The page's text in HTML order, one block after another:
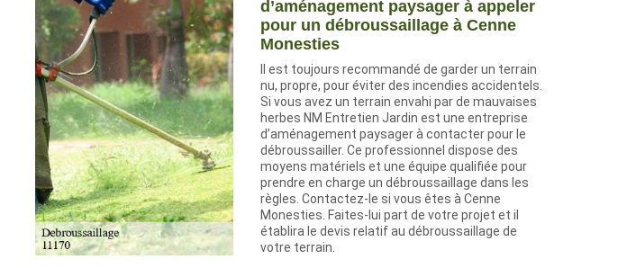
d’aménagement paysager à appeler
pour un débroussaillage à Cenne
Monesties
Il est toujours recommandé de garder un terrain
nu, propre, pour éviter des incendies accidentels.
Si vous avez un terrain envahi par de mauvaises
herbes NM Entretien Jardin est une entreprise
d’aménagement paysager à contacter pour le
débroussailler. Ce professionnel dispose des
moyens matériels et une équipe qualifiée pour
prendre en charge un débroussaillage dans les
règles. Contactez-le si vous êtes à Cenne
Monesties. Faites-lui part de votre projet et il
établira le devis relatif au débroussaillage de
votre terrain.